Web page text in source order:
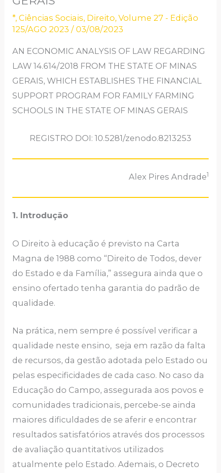
*,Ciências Sociais, Direito,Volume 27 - Edição
125/AGO 2023 /03/08/2023
AN ECONOMIC ANALYSIS OF LAW REGARDING
LAW 14.614/2018 FROM THE STATE OF MINAS
GERAIS, WHICH ESTABLISHES THE FINANCIAL
SUPPORT PROGRAM FOR FAMILY FARMING
SCHOOLS IN THE STATE OF MINAS GERAIS
REGISTRO DOI: 10.5281/zenodo.8213253
Alex Pires Andrade1
1. Introdução
O Direito à educação é previsto na Carta
Magna de 1988 como “Direito de Todos, dever
do Estado e da Família,” assegura ainda que o
ensino ofertado tenha garantia do padrão de
qualidade.
Na prática, nem sempre é possível verificar a
qualidade neste ensino, seja em razão da falta
de recursos, da gestão adotada pelo Estado ou
pelas especificidades de cada caso. No caso da
Educação do Campo, assegurada aos povos e
comunidades tradicionais, percebe-se ainda
maiores dificuldades de se aferir e encontrar
resultados satisfatórios através dos processos
de avaliação quantitativos utilizados
atualmente pelo Estado. Ademais, o Decreto